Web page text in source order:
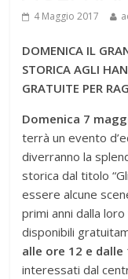
4 Maggio 2017
DOMENICA IL
STORICA AGLI
GRATUITE PER
Domenica 7
terrà un evento
diverranno la
storica dal titolo
essere alcune
primi anni dalla
disponibili
alle ore 12 e dalle
interessati dal